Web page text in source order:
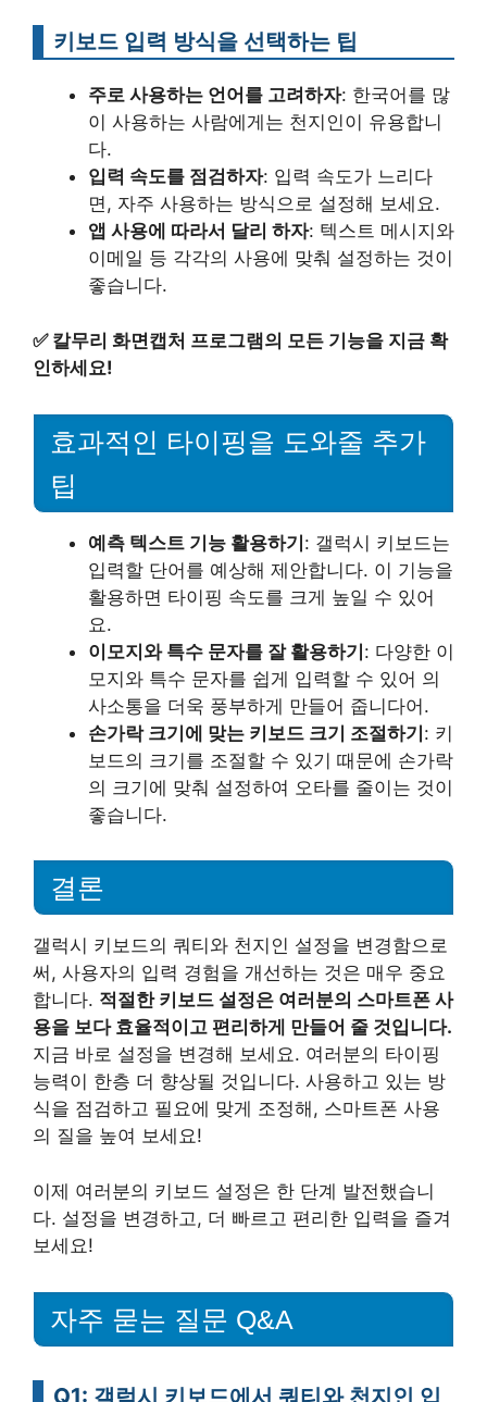
키보드 입력 방식을 선택하는 팁
주로 사용하는 언어를 고려하자: 한국어를 많
이 사용하는 사람에게는 천지인이 유용합니
다.
입력 속도를 점검하자: 입력 속도가 느리다
면, 자주 사용하는 방식으로 설정해 보세요.
앱 사용에 따라서 달리 하자: 텍스트 메시지와
이메일 등 각각의 사용에 맞춰 설정하는 것이
좋습니다.
✅ 칼무리 화면캡처 프로그램의 모든 기능을 지금 확
인하세요!
효과적인 타이핑을 도와줄 추가
팁
예측 텍스트 기능 활용하기: 갤럭시 키보드는
입력할 단어를 예상해 제안합니다. 이 기능을
활용하면 타이핑 속도를 크게 높일 수 있어
요.
이모지와 특수 문자를 잘 활용하기: 다양한 이
모지와 특수 문자를 쉽게 입력할 수 있어 의
사소통을 더욱 풍부하게 만들어 줍니다어.
손가락 크기에 맞는 키보드 크기 조절하기: 키
보드의 크기를 조절할 수 있기 때문에 손가락
의 크기에 맞춰 설정하여 오타를 줄이는 것이
좋습니다.
결론
갤럭시 키보드의 쿼티와 천지인 설정을 변경함으로
써, 사용자의 입력 경험을 개선하는 것은 매우 중요
합니다. 적절한 키보드 설정은 여러분의 스마트폰 사
용을 보다 효율적이고 편리하게 만들어 줄 것입니다.
지금 바로 설정을 변경해 보세요. 여러분의 타이핑
능력이 한층 더 향상될 것입니다. 사용하고 있는 방
식을 점검하고 필요에 맞게 조정해, 스마트폰 사용
의 질을 높여 보세요!
이제 여러분의 키보드 설정은 한 단계 발전했습니
다. 설정을 변경하고, 더 빠르고 편리한 입력을 즐겨
보세요!
자주 묻는 질문 Q&A
Q1: 갤럭시 키보드에서 쿼티와 천지인 입